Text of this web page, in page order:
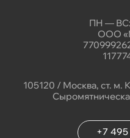
ПН — ВС:
ООО
105120 / Москва, ст. м.
+7